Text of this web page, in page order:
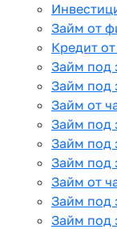
Займ от
Кредит
Займ под
Займ под
Займ от
Займ под
Займ под
Займ под
Займ от
Займ под
Займ под